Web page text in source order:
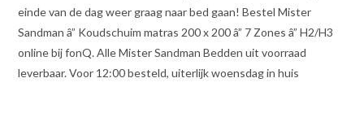
einde van de dag weer graag naar bed gaan! Bestel Mister
Sandman â” Koudschuim matras 200 x 200 â” 7 Zones â” H2/H3
online bij fonQ. Alle Mister Sandman Bedden uit voorraad
leverbaar. Voor 12:00 besteld, uiterlijk woensdag in huis